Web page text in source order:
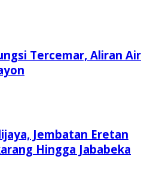
Tercemar, Aliran Air
Jembatan Eretan
Hingga Jababeka